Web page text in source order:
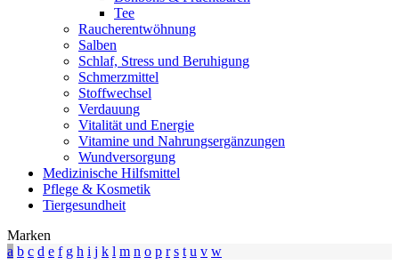
Tee
Raucherentwöhnung
Salben
Schlaf, Stress und Beruhigung
Schmerzmittel
Stoffwechsel
Verdauung
Vitalität und Energie
Vitamine und Nahrungsergänzungen
Wundversorgung
Medizinische Hilfsmittel
Pflege & Kosmetik
Tiergesundheit
Marken
a b c d e f g h i j k l m n o p r s t u v w